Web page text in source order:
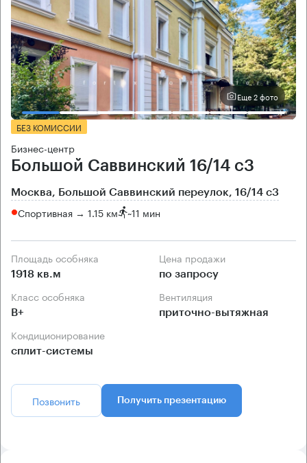
Еще 2 фото
БЕЗ КОМИССИИ
Бизнес-центр
Большой Саввинский 16/14 с3
Москва, Большой Саввинский переулок, 16/14 с3
Спортивная → 1.15 км ~11 мин
Площадь особняка
1918 кв.м
Цена продажи
по запросу
Класс особняка
B+
Вентиляция
приточно-вытяжная
Кондиционирование
сплит-системы
Позвонить Получить презентацию